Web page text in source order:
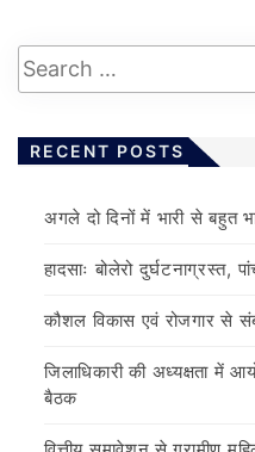
RECENT POSTS
अगले दो दिनों में भारी से बहुत
हादसाः बोलेरो दुर्घटनाग्रस्त,
कौशल विकास एवं रोजगार से
जिलाधिकारी की अध्यक्षता में
बैठक